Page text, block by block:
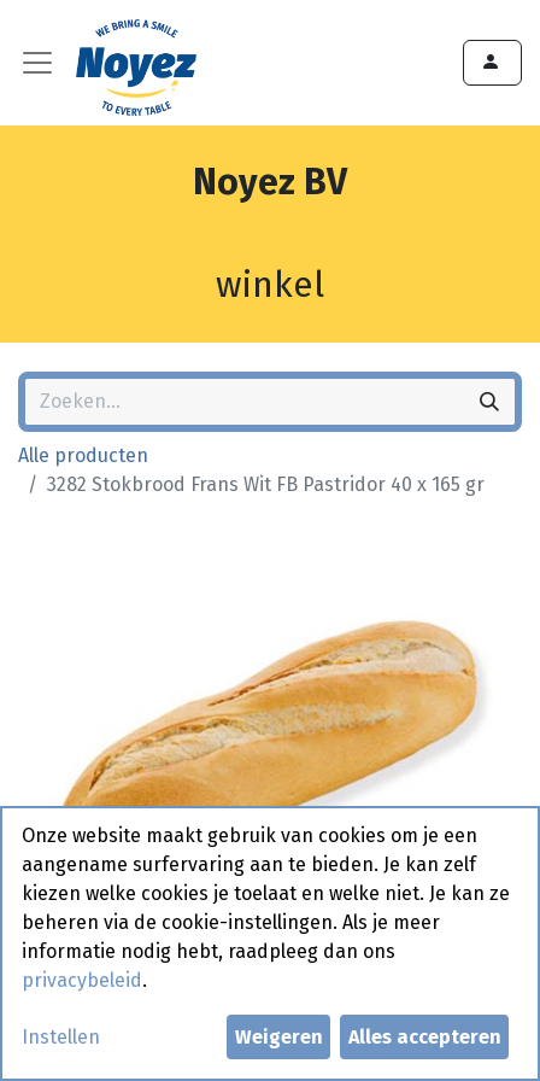
Noyez BV
winkel
Alle producten
3282 Stokbrood Frans Wit FB Pastridor 40 x 165 gr
3282 Stokbrood Frans Wit FB
Onze website maakt gebruik van cookies om je een
aangename surfervaring aan te bieden. Je kan zelf
kiezen welke cookies je toelaat en welke niet. Je kan ze
beheren via de cookie-instellingen. Als je meer
informatie nodig hebt, raadpleeg dan ons
privacybeleid .
Instellen Weigeren Alles accepteren